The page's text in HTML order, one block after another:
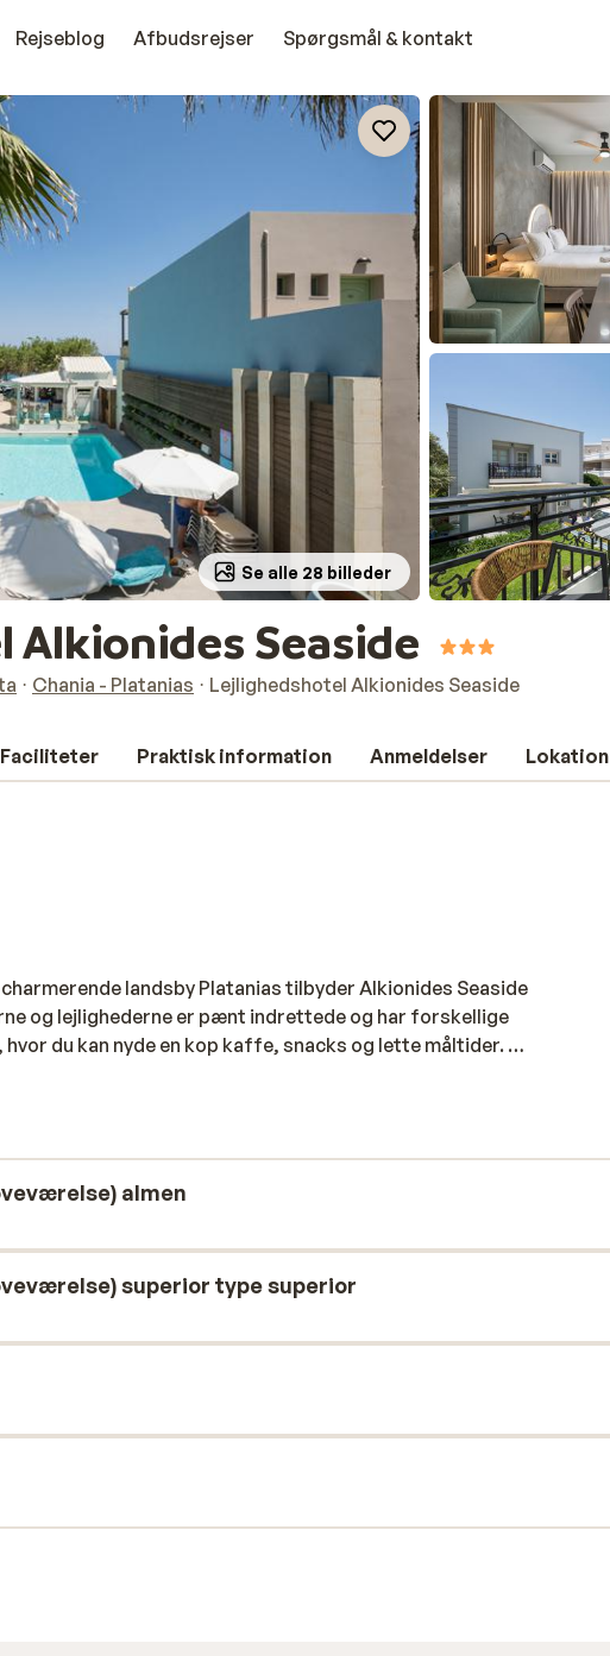
Rejseblog Afbudsrejser Spørgsmål & kontakt
Se alle 28 billeder
Seaside
Chania - Platanias Lejlighedshotel Alkionides Seaside
Faciliteter Praktisk information Anmeldelser Lokation
landsby Platanias tilbyder Alkionides Seaside
og lejlighederne er pænt indrettede og har forskellige
du kan nyde en kop kaffe, snacks og lette måltider. Alt
udsigt over havet! Med Chania by kun 30 minutter væk og
almen
superior type superior